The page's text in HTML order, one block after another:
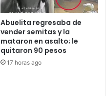
Abuelita regresaba de
vender semitas y la
mataron en asalto; le
quitaron 90 pesos
17 horas ago